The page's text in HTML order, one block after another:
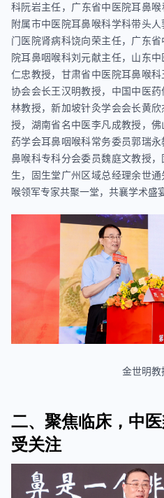
科阮岩主任，‌广东省中医院耳鼻
附属市中医院耳鼻喉科学科带头
门医院肾病科饶向荣主任，广东
院耳鼻咽喉科刘元献主任，山东
仁忠教授，甘肃省中医院耳鼻喉
协会会长王汉明教授，中国中医
林教授，新加坡针灸学会会长黄
授，湖南省名中医李凡成教授，
药学会耳鼻咽喉科常务委员郭瑞
鼻喉科专科分会委员魏庭文教授
生，固生堂广州区域总经理余世
喉领军专家共聚一堂，共襄学术盛
金世明教
二、聚焦临床，中
受关注